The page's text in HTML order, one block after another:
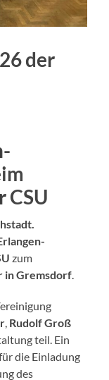
der
CSU
zum
in Gremsdorf
Rudolf Groß
teil. Ein
die Einladung
des